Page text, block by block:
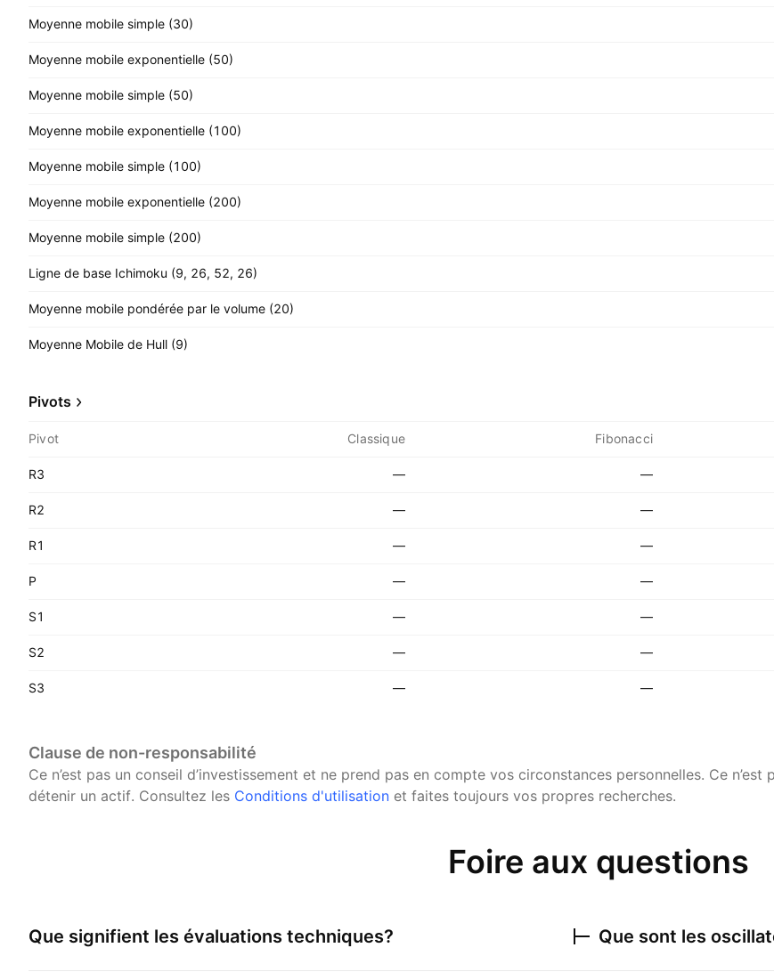
Moyenne mobile simple (30)
Moyenne mobile exponentielle (50)
Moyenne mobile simple (50)
Moyenne mobile exponentielle (100)
Moyenne mobile simple (100)
Moyenne mobile exponentielle (200)
Moyenne mobile simple (200)
Ligne de base Ichimoku (9, 26, 52, 26)
Moyenne mobile pondérée par le volume (20)
Moyenne Mobile de Hull (9)
Pivots
Pivot Classique Fibonacci
R3 — —
R2 — —
R1 — —
P — —
S1 — —
S2 — —
S3 — —
Clause de non-responsabilité
Ce n’est pas un conseil d’investissement et ne prend pas en compte vos circonstances personnelles. Ce
détenir un actif. Consultez les Conditions d'utilisation et faites toujours vos propres recherches.
Foire aux questions
Que signifient les évaluations techniques? Que sont les